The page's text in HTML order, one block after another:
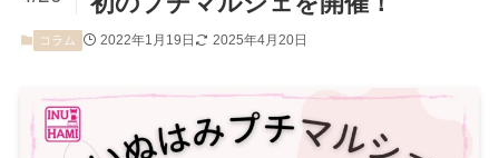
コラム 2022年1月19日 2025年4月20日